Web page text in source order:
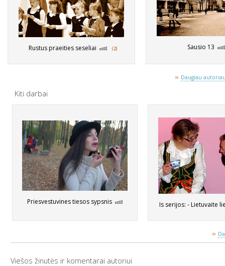
Rustus praeities seseliai (2) Sausio 13
» Daugiau
Kiti darbai
Priesvestuvines tiesos sypsnis Is serijos: - Lietuvaite
»
Viešos žinutės ir komentarai autoriui